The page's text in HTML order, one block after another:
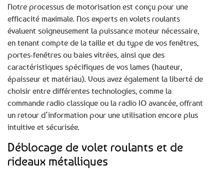
Notre processus de motorisation est conçu pour une
efficacité maximale. Nos experts en volets roulants
évaluent soigneusement la puissance moteur nécessaire,
en tenant compte de la taille et du type de vos fenêtres,
portes-fenêtres ou baies vitrées, ainsi que des
caractéristiques spécifiques de vos lames (hauteur,
épaisseur et matériau). Vous avez également la liberté de
choisir entre différentes technologies, comme la
commande radio classique ou la radio IO avancée, offrant
un retour d’information pour une utilisation encore plus
intuitive et sécurisée.
Déblocage de volet roulants et de
rideaux métalliques